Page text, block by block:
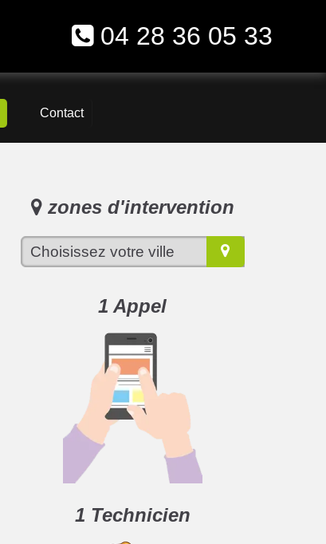
04 28 36 05 33
Contact
zones d'intervention
1 Appel
1 Technicien